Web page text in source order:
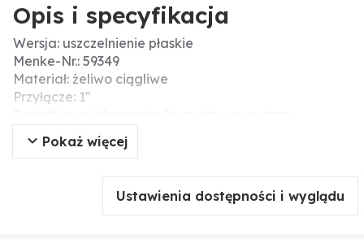
Opis i specyfikacja
Wersja: uszczelnienie płaskie
Menke-Nr.: 59349
Materiał: żeliwo ciągliwe
Przyłącze: 1″
1x gwint zewnętrzny
ocynkowana
Pokaż więcej
Ustawienia dostępności i wyglądu